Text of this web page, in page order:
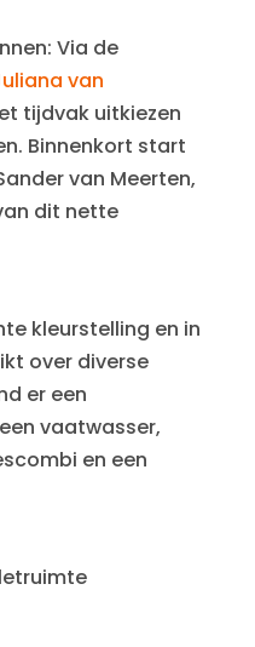
Via de
van
tijdvak uitkiezen
Binnenkort start
van Meerten,
dit nette
kleurstelling en in
over diverse
er een
vaatwasser,
en een